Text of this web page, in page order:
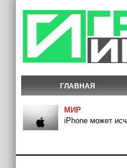
ГЛАВНАЯ
МИР
iPhone может